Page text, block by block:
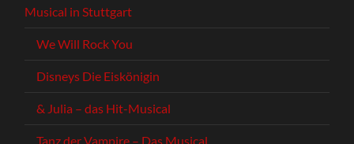
Musical in Stuttgart
We Will Rock You
Disneys Die Eiskönigin
& Julia – das Hit-Musical
Tanz der Vampire – Das Musical